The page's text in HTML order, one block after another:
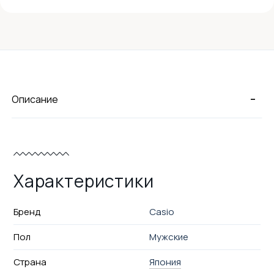
-
Описание
Характеристики
Бренд
Casio
Пол
Мужские
Страна
Япония